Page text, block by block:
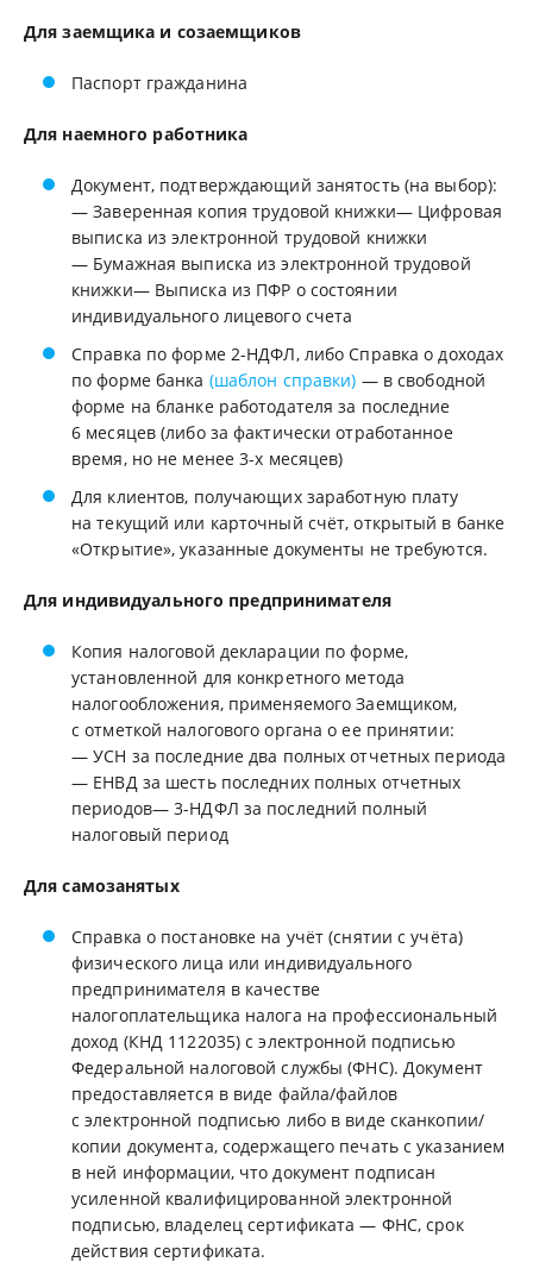
Для заемщика и созаемщиков
Паспорт гражданина
Для наемного работника
Документ, подтверждающий занятость (на выбор):
— Заверенная копия трудовой книжки— Цифровая
выписка из электронной трудовой книжки
— Бумажная выписка из электронной трудовой
книжки— Выписка из ПФР о состоянии
индивидуального лицевого счета
Справка по форме 2-НДФЛ, либо Справка о доходах
по форме банка (шаблон справки) — в свободной
форме на бланке работодателя за последние
6 месяцев (либо за фактически отработанное
время, но не менее 3-х месяцев)
Для клиентов, получающих заработную плату
на текущий или карточный счёт, открытый в банке
«Открытие», указанные документы не требуются.
Для индивидуального предпринимателя
Копия налоговой декларации по форме,
установленной для конкретного метода
налогообложения, применяемого Заемщиком,
с отметкой налогового органа о ее принятии:
— УСН за последние два полных отчетных периода
— ЕНВД за шесть последних полных отчетных
периодов— 3-НДФЛ за последний полный
налоговый период
Для самозанятых
Справка о постановке на учёт (снятии с учёта)
физического лица или индивидуального
предпринимателя в качестве
налогоплательщика налога на профессиональный
доход (КНД 1122035) с электронной подписью
Федеральной налоговой службы (ФНС). Документ
предоставляется в виде файла/файлов
с электронной подписью либо в виде сканкопии/
копии документа, содержащего печать с указанием
в ней информации, что документ подписан
усиленной квалифицированной электронной
подписью, владелец сертификата — ФНС, срок
действия сертификата.